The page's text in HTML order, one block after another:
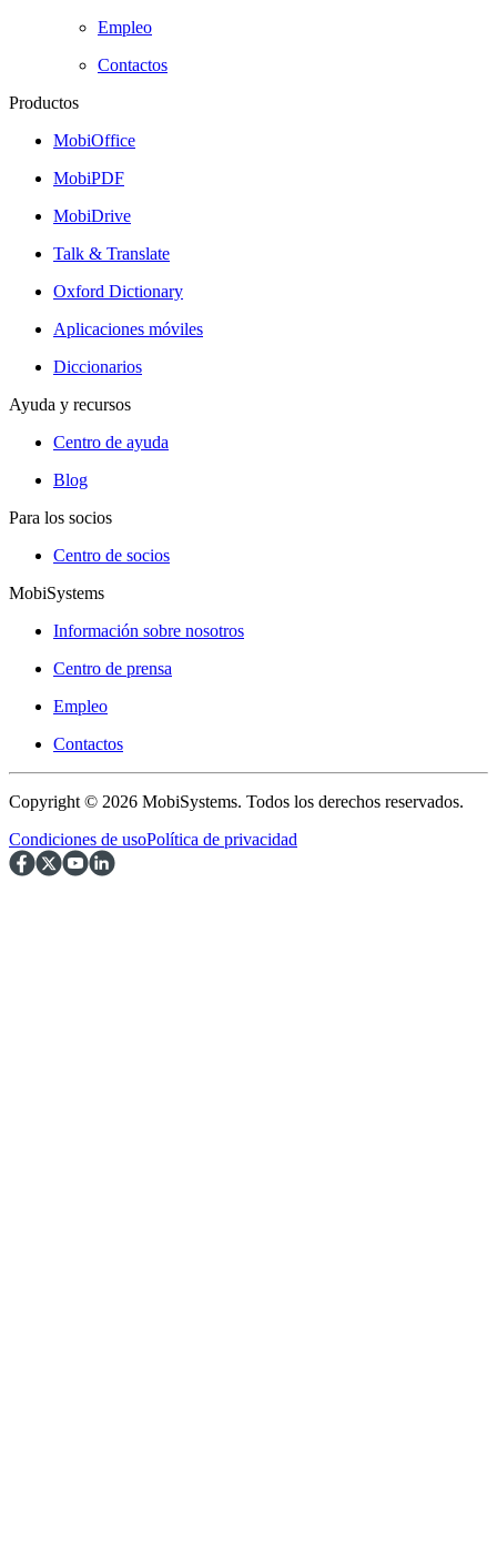
Empleo
Contactos
Productos
MobiOffice
MobiPDF
MobiDrive
Talk & Translate
Oxford Dictionary
Aplicaciones móviles
Diccionarios
Ayuda y recursos
Centro de ayuda
Blog
Para los socios
Centro de socios
MobiSystems
Información sobre nosotros
Centro de prensa
Empleo
Contactos
Copyright © 2026 MobiSystems. Todos los derechos reservados.
Condiciones de usoPolítica de privacidad